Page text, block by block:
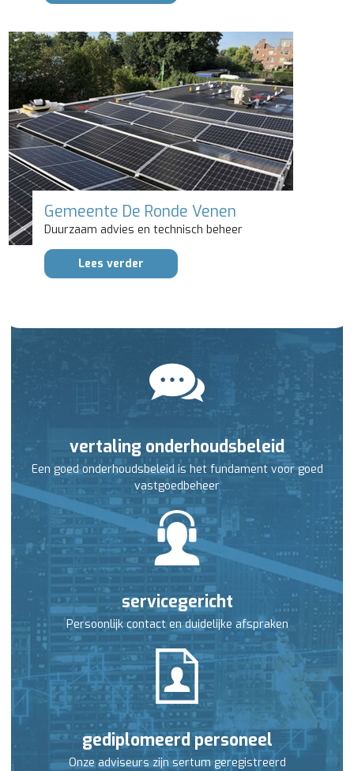
Gemeente De Ronde Venen
Duurzaam advies en technisch beheer
Lees verder
vertaling onderhoudsbeleid
Een goed onderhoudsbeleid is het fundament voor goed
vastgoedbeheer
servicegericht
Persoonlijk contact en duidelijke afspraken
gediplomeerd personeel
Onze adviseurs zijn sertum geregistreerd